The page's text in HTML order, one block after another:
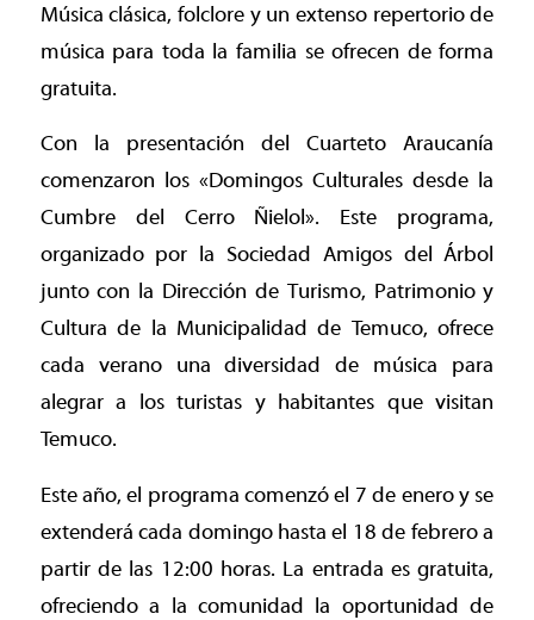
Música clásica, folclore y un extenso repertorio de
música para toda la familia se ofrecen de forma
gratuita.
Con la presentación del Cuarteto Araucanía
comenzaron los «Domingos Culturales desde la
Cumbre del Cerro Ñielol». Este programa,
organizado por la Sociedad Amigos del Árbol
junto con la Dirección de Turismo, Patrimonio y
Cultura de la Municipalidad de Temuco, ofrece
cada verano una diversidad de música para
alegrar a los turistas y habitantes que visitan
Temuco.
Este año, el programa comenzó el 7 de enero y se
extenderá cada domingo hasta el 18 de febrero a
partir de las 12:00 horas. La entrada es gratuita,
ofreciendo a la comunidad la oportunidad de